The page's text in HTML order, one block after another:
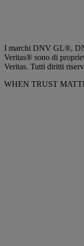
I marchi DNV GL®,
Veritas® sono di
Veritas. Tutti diritti
WHEN TRUST